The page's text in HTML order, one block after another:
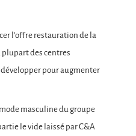
l’offre restauration de la
plupart des centres
pour augmenter
masculine du groupe
le vide laissé par C&A